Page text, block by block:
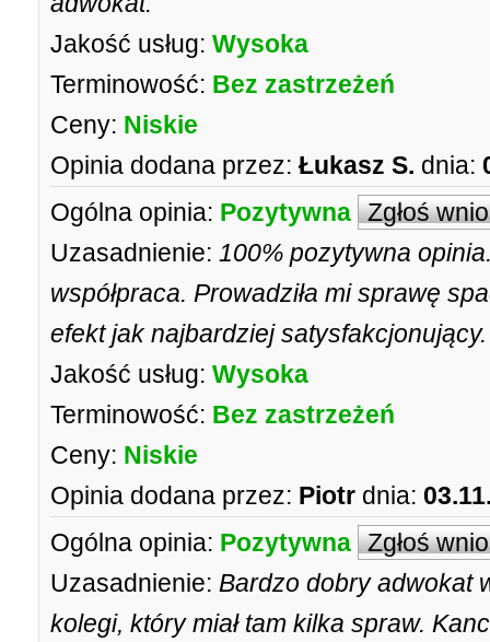
Jakość usług: Wysoka
Terminowość: Bez zastrzeżeń
Ceny: Niskie
Opinia dodana przez: Łukasz S. dnia:
Ogólna opinia: Pozytywna Zgłoś
Uzasadnienie: 100% pozytywna
współpraca. Prowadziła mi sprawę
efekt jak najbardziej
Jakość usług: Wysoka
Terminowość: Bez zastrzeżeń
Ceny: Niskie
Opinia dodana przez: Piotr dnia:
Ogólna opinia: Pozytywna Zgłoś
Uzasadnienie: Bardzo dobry adwokat
kolegi, który miał tam kilka spraw.